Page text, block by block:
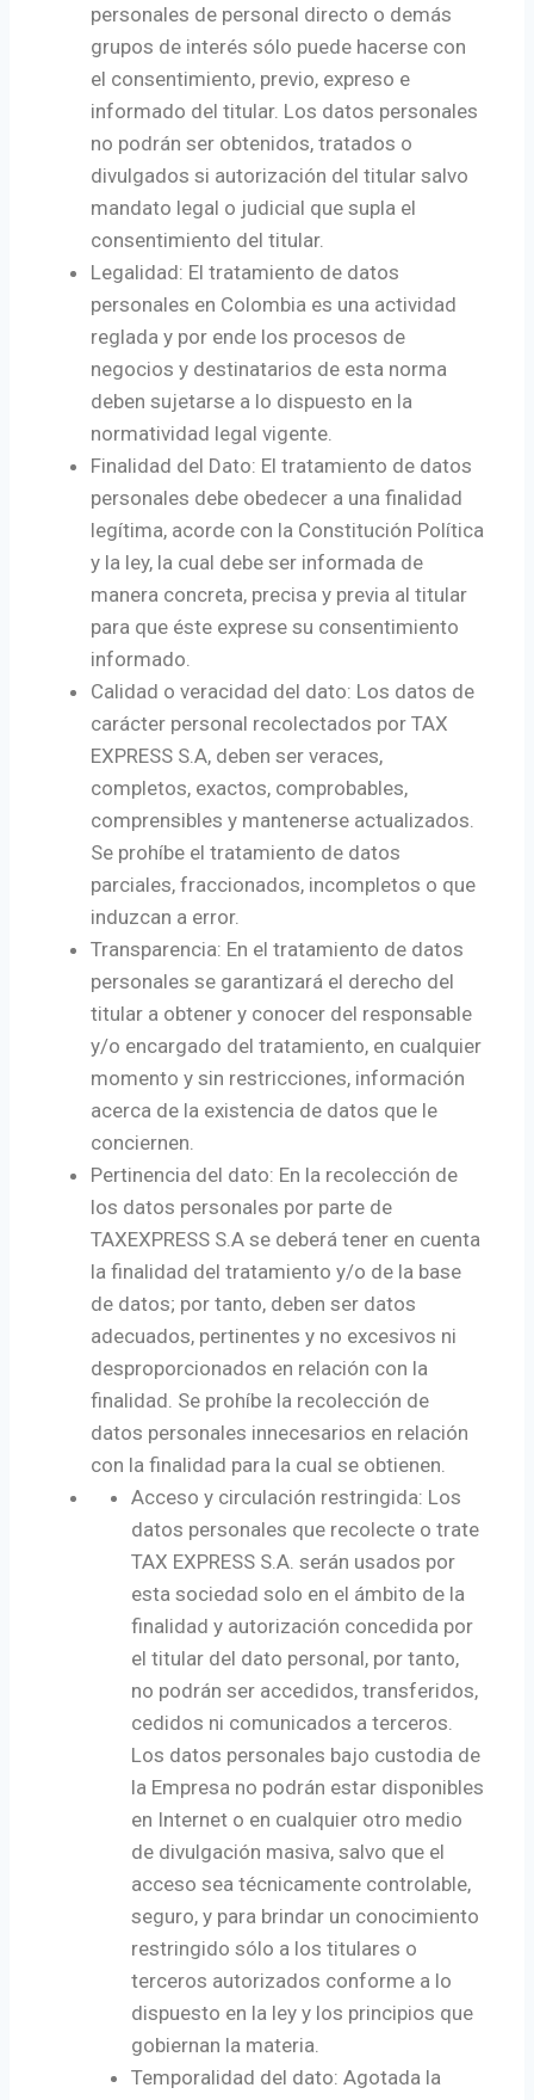
personales de personal directo o demás
grupos de interés sólo puede hacerse con
el consentimiento, previo, expreso e
informado del titular. Los datos personales
no podrán ser obtenidos, tratados o
divulgados si autorización del titular salvo
mandato legal o judicial que supla el
consentimiento del titular.
Legalidad: El tratamiento de datos
personales en Colombia es una actividad
reglada y por ende los procesos de
negocios y destinatarios de esta norma
deben sujetarse a lo dispuesto en la
normatividad legal vigente.
Finalidad del Dato: El tratamiento de datos
personales debe obedecer a una finalidad
legítima, acorde con la Constitución Política
y la ley, la cual debe ser informada de
manera concreta, precisa y previa al titular
para que éste exprese su consentimiento
informado.
Calidad o veracidad del dato: Los datos de
carácter personal recolectados por TAX
EXPRESS S.A, deben ser veraces,
completos, exactos, comprobables,
comprensibles y mantenerse actualizados.
Se prohíbe el tratamiento de datos
parciales, fraccionados, incompletos o que
induzcan a error.
Transparencia: En el tratamiento de datos
personales se garantizará el derecho del
titular a obtener y conocer del responsable
y/o encargado del tratamiento, en cualquier
momento y sin restricciones, información
acerca de la existencia de datos que le
conciernen.
Pertinencia del dato: En la recolección de
los datos personales por parte de
TAXEXPRESS S.A se deberá tener en cuenta
la finalidad del tratamiento y/o de la base
de datos; por tanto, deben ser datos
adecuados, pertinentes y no excesivos ni
desproporcionados en relación con la
finalidad. Se prohíbe la recolección de
datos personales innecesarios en relación
con la finalidad para la cual se obtienen.
Acceso y circulación restringida: Los
datos personales que recolecte o trate
TAX EXPRESS S.A. serán usados por
esta sociedad solo en el ámbito de la
finalidad y autorización concedida por
el titular del dato personal, por tanto,
no podrán ser accedidos, transferidos,
cedidos ni comunicados a terceros.
Los datos personales bajo custodia de
la Empresa no podrán estar disponibles
en Internet o en cualquier otro medio
de divulgación masiva, salvo que el
acceso sea técnicamente controlable,
seguro, y para brindar un conocimiento
restringido sólo a los titulares o
terceros autorizados conforme a lo
dispuesto en la ley y los principios que
gobiernan la materia.
Temporalidad del dato: Agotada la